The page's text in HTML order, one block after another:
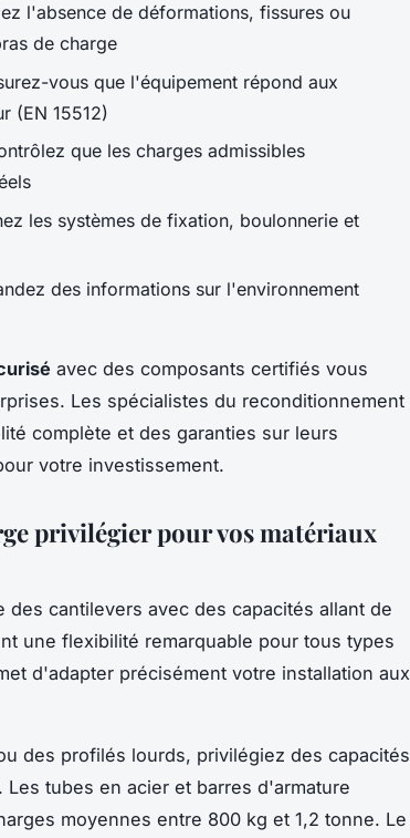
l'absence de déformations, fissures ou
de charge
vous que l'équipement répond aux
(EN 15512)
que les charges admissibles
les systèmes de fixation, boulonnerie et
des informations sur l'environnement
avec des composants certifiés vous
Les spécialistes du reconditionnement
complète et des garanties sur leurs
votre investissement.
privilégier pour vos matériaux
cantilevers avec des capacités allant de
une flexibilité remarquable pour tous types
d'adapter précisément votre installation aux
des profilés lourds, privilégiez des capacités
tubes en acier et barres d'armature
moyennes entre 800 kg et 1,2 tonne. Le